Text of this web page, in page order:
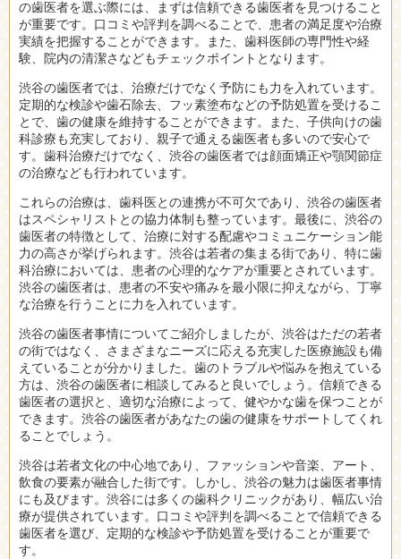
の歯医者を選ぶ際には、まずは信頼できる歯医者を見つけること
が重要です。口コミや評判を調べることで、患者の満足度や治療
実績を把握することができます。また、歯科医師の専門性や経
験、院内の清潔さなどもチェックポイントとなります。
渋谷の歯医者では、治療だけでなく予防にも力を入れています。
定期的な検診や歯石除去、フッ素塗布などの予防処置を受けるこ
とで、歯の健康を維持することができます。また、子供向けの歯
科診療も充実しており、親子で通える歯医者も多いので安心で
す。歯科治療だけでなく、渋谷の歯医者では顔面矯正や顎関節症
の治療なども行われています。
これらの治療は、歯科医との連携が不可欠であり、渋谷の歯医者
はスペシャリストとの協力体制も整っています。最後に、渋谷の
歯医者の特徴として、治療に対する配慮やコミュニケーション能
力の高さが挙げられます。渋谷は若者の集まる街であり、特に歯
科治療においては、患者の心理的なケアが重要とされています。
渋谷の歯医者は、患者の不安や痛みを最小限に抑えながら、丁寧
な治療を行うことに力を入れています。
渋谷の歯医者事情についてご紹介しましたが、渋谷はただの若者
の街ではなく、さまざまなニーズに応える充実した医療施設も備
えていることが分かりました。歯のトラブルや悩みを抱えている
方は、渋谷の歯医者に相談してみると良いでしょう。信頼できる
歯医者の選択と、適切な治療によって、健やかな歯を保つことが
できます。渋谷の歯医者があなたの歯の健康をサポートしてくれ
ることでしょう。
渋谷は若者文化の中心地であり、ファッションや音楽、アート、
飲食の要素が融合した街です。しかし、渋谷の魅力は歯医者事情
にも及びます。渋谷には多くの歯科クリニックがあり、幅広い治
療が提供されています。口コミや評判を調べることで信頼できる
歯医者を選び、定期的な検診や予防処置を受けることが重要で
す。